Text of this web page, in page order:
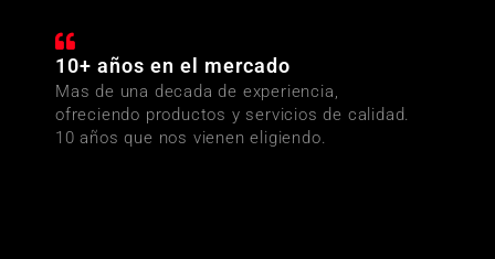
10+ años en el mercado
Mas de una decada de experiencia,
ofreciendo productos y servicios de calidad.
10 años que nos vienen eligiendo.